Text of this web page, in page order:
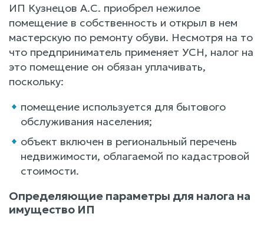
ИП Кузнецов А.С. приобрел нежилое
помещение в собственность и открыл в нем
мастерскую по ремонту обуви. Несмотря на то
что предприниматель применяет УСН, налог на
это помещение он обязан уплачивать,
поскольку:
помещение используется для бытового
обслуживания населения;
объект включен в региональный перечень
недвижимости, облагаемой по кадастровой
стоимости.
Определяющие параметры для налога на
имущество ИП